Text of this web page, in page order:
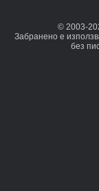
© 2003-
Забранено е
без